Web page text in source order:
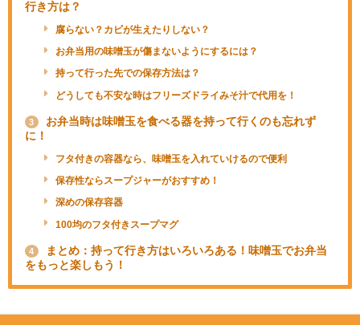
行き方は？
腐らない？カビが生えたりしない？
お弁当用の味噌玉が傷まないようにするには？
持って行った先での保存方法は？
どうしても不安な時はフリーズドライみそ汁で代用を！
3
お弁当時は味噌玉を食べる器を持って行くのも忘れず
に！
フタ付きの容器なら、味噌玉を入れていけるので便利
保存性ならスープジャーがおすすめ！
深めの保存容器
100均のフタ付きスープマグ
4
まとめ：持って行き方はいろいろある！味噌玉でお弁当
をもっと楽しもう！